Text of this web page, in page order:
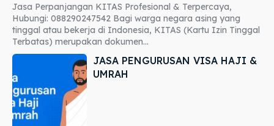
Jasa Perpanjangan KITAS Profesional & Terpercaya,
Hubungi: 088290247542 Bagi warga negara asing yang
tinggal atau bekerja di Indonesia, KITAS (Kartu Izin Tinggal
Terbatas) merupakan dokumen...
JASA PENGURUSAN VISA HAJI &
UMRAH